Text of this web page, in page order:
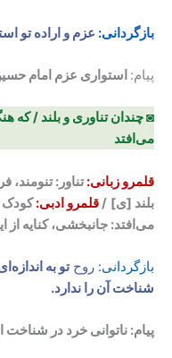
بازگردانی: عزم و اراده تو
پیام: استواری عزم امام
◙ چندان تناوری و بلند / که
می‌افتد
قلمرو زبانی:تناور: تنومند،
بلند [ی] /قلمرو ادبی:کودک
می‌افتد: جانبخشی، کنایه از
بازگردانی: روحتو به
شناخت آن را ندارد.
پیام: ناتوانی خرد در شناخت